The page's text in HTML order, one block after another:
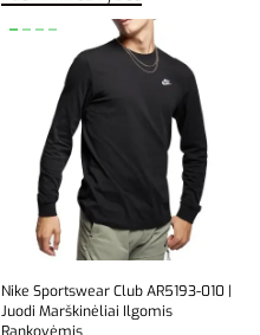
Nike Sportswear Club AR5193-010 |
Juodi Marškinėliai Ilgomis